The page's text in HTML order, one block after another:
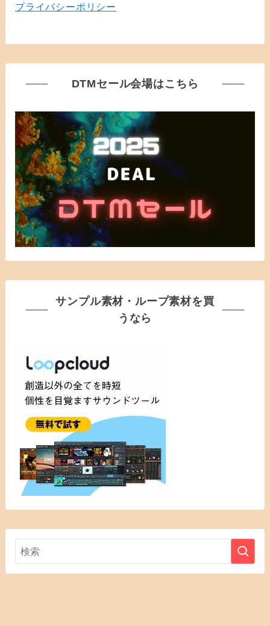
プライバシーポリシー
DTMセール会場はこちら
サンプル素材・ループ素材を買
うなら